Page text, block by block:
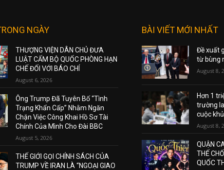
NGÀY
THƯỢNG VIỆN DÂN CHỦ ĐƯA
LUẬT CẤM BỘ QUỐC PHÒNG HẠN
CHẾ ĐỐI VỚI BÁO CHÍ
August 6, 2026
Ông Trump Đã Tuyên Bố “Tình
Trạng Khẩn Cấp” Nhằm Ngăn
Chặn Việc Công Khai Hồ Sơ Tài
Chính Của Mình Cho Đài BBC
August 5, 2026
THẾ GIỚI GỌI CHÍNH SÁCH CỦA
TRUMP VỀ IRAN LÀ “NGOẠI GIAO
BÀI VIẾT MỚI NHẤT
Đề xuất
từ bùng
August 8,
Hơn 1
trường
cuộc
August 8,
QUẬN
THẾ
QUỐC